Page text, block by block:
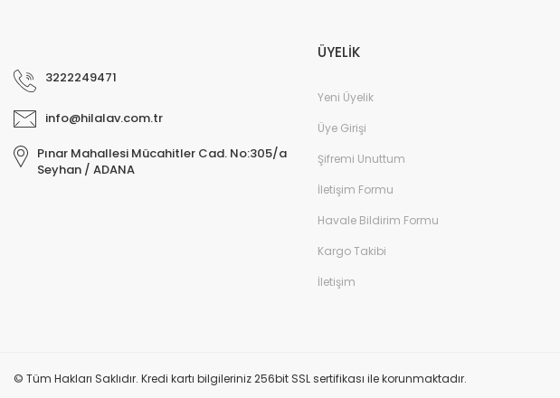
3222249471
info@hilalav.com.tr
Pınar Mahallesi Mücahitler Cad. No:305/a
Seyhan / ADANA
ÜYELİK
Yeni Üyelik
Üye Girişi
Şifremi Unuttum
İletişim Formu
Havale Bildirim Formu
Kargo Takibi
İletişim
© Tüm Hakları Saklıdır. Kredi kartı bilgileriniz 256bit SSL sertifikası ile korunmaktadır.